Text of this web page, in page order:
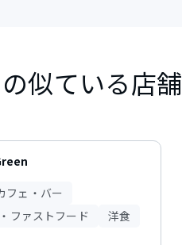
似ている店舗
フェ・バー
ファストフード
洋食